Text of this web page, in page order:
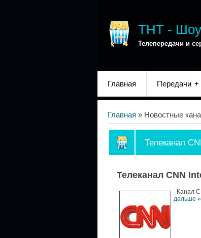
ТНТ - Шоу
Телепередачи и
Главная Передачи
Главная » Новостные
Телеканал
Телеканал CNN
Канал
дальше »